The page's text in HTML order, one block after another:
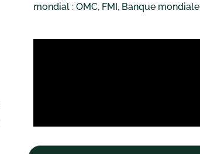
mondial : OMC, FMI, Banque mondiale